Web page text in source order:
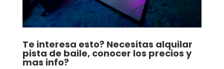
Te interesa esto? Necesitas alquilar
pista de baile, conocer los precios y
mas info?